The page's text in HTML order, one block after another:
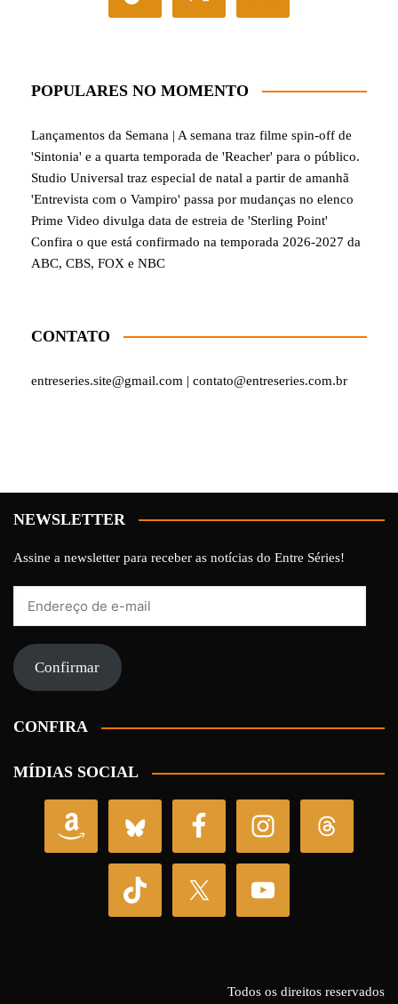
POPULARES NO MOMENTO
Lançamentos da Semana | A semana traz filme spin-off de
'Sintonia' e a quarta temporada de 'Reacher' para o público.
Studio Universal traz especial de natal a partir de amanhã
'Entrevista com o Vampiro' passa por mudanças no elenco
Prime Video divulga data de estreia de 'Sterling Point'
Confira o que está confirmado na temporada 2026-2027 da
ABC, CBS, FOX e NBC
CONTATO
entreseries.site@gmail.com | contato@entreseries.com.br
NEWSLETTER
Assine a newsletter para receber as notícias do Entre Séries!
mail Confirmar
CONFIRA
MÍDIAS SOCIAL
Todos os direitos reservados